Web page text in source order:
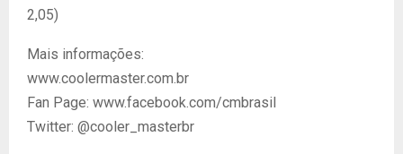
2,05)
Mais informações:
www.coolermaster.com.br
Fan Page: www.facebook.com/cmbrasil
Twitter: @cooler_masterbr